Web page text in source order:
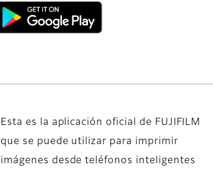
Esta es la aplicación oficial de FUJIFILM
que se puede utilizar para imprimir
imágenes desde teléfonos inteligentes